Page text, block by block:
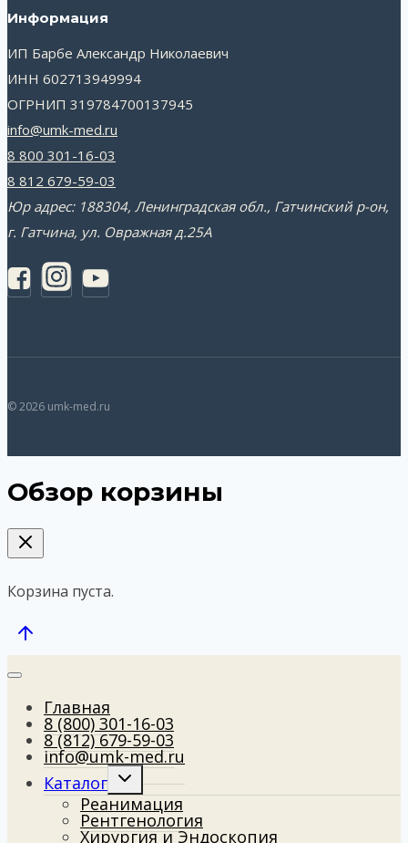
Информация
ИП Барбе Александр Николаевич
ИНН 602713949994
ОГРНИП 319784700137945
info@umk-med.ru
8 800 301-16-03
8 812 679-59-03
Юр адрес: 188304, Ленинградская обл., Гатчинский р-он,
г. Гатчина, ул. Овражная д.25А
© 2026 umk-med.ru
Обзор корзины
Корзина пуста.
Главная
8 (800) 301-16-03
8 (812) 679-59-03
info@umk-med.ru
Каталог
Развернуть
дочернее
меню
Реанимация
Рентгенология
Хирургия и Эндоскопия